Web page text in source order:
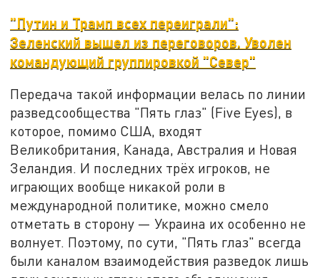
"Путин и Трамп всех переиграли":
Зеленский вышел из переговоров. Уволен
командующий группировкой "Север"
Передача такой информации велась по линии
разведсообщества "Пять глаз" (Five Eyes), в
которое, помимо США, входят
Великобритания, Канада, Австралия и Новая
Зеландия. И последних трёх игроков, не
играющих вообще никакой роли в
международной политике, можно смело
отметать в сторону — Украина их особенно не
волнует. Поэтому, по сути, "Пять глаз" всегда
были каналом взаимодействия разведок лишь